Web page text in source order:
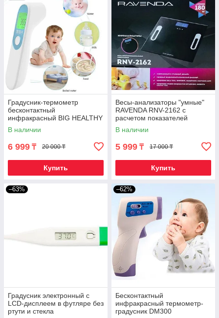
Градусник-термометр
бесконтактный
инфракрасный BIG HEALTHY
compact с зеленой
подсветкой
В наличии
6 999 ₸ 20 000 ₸
Купить
Весы-анализаторы "умные"
RAVENDA RNV-2162 с
расчетом показателей
состава тела
В наличии
5 999 ₸ 17 000 ₸
Купить
–63%
Градусник электронный с
LCD-дисплеем в футляре без
ртути и стекла
–62%
Бесконтактный
инфракрасный термометр-
градусник DM300